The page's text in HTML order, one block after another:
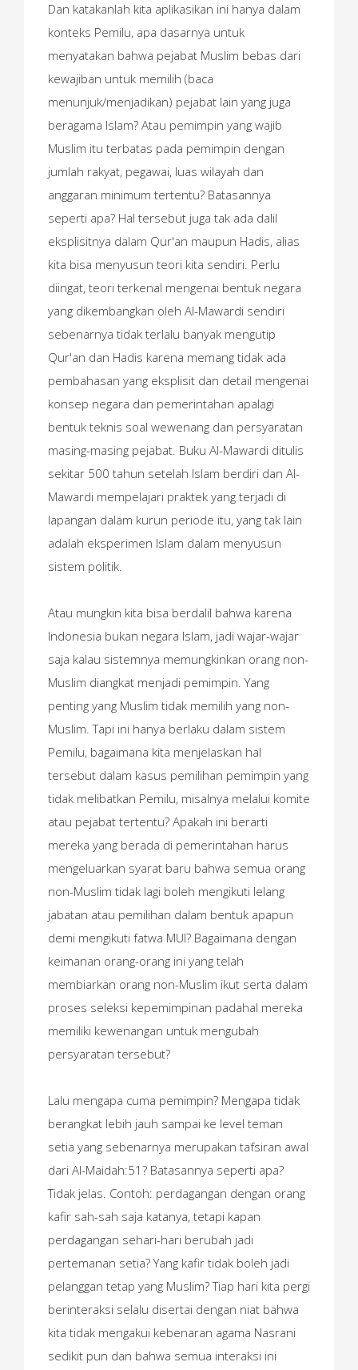
Dan katakanlah kita aplikasikan ini hanya dalam
konteks Pemilu, apa dasarnya untuk
menyatakan bahwa pejabat Muslim bebas dari
kewajiban untuk memilih (baca
menunjuk/menjadikan) pejabat lain yang juga
beragama Islam? Atau pemimpin yang wajib
Muslim itu terbatas pada pemimpin dengan
jumlah rakyat, pegawai, luas wilayah dan
anggaran minimum tertentu? Batasannya
seperti apa? Hal tersebut juga tak ada dalil
eksplisitnya dalam Qur'an maupun Hadis, alias
kita bisa menyusun teori kita sendiri. Perlu
diingat, teori terkenal mengenai bentuk negara
yang dikembangkan oleh Al-Mawardi sendiri
sebenarnya tidak terlalu banyak mengutip
Qur'an dan Hadis karena memang tidak ada
pembahasan yang eksplisit dan detail mengenai
konsep negara dan pemerintahan apalagi
bentuk teknis soal wewenang dan persyaratan
masing-masing pejabat. Buku Al-Mawardi ditulis
sekitar 500 tahun setelah Islam berdiri dan Al-
Mawardi mempelajari praktek yang terjadi di
lapangan dalam kurun periode itu, yang tak lain
adalah eksperimen Islam dalam menyusun
sistem politik.
Atau mungkin kita bisa berdalil bahwa karena
Indonesia bukan negara Islam, jadi wajar-wajar
saja kalau sistemnya memungkinkan orang non-
Muslim diangkat menjadi pemimpin. Yang
penting yang Muslim tidak memilih yang non-
Muslim. Tapi ini hanya berlaku dalam sistem
Pemilu, bagaimana kita menjelaskan hal
tersebut dalam kasus pemilihan pemimpin yang
tidak melibatkan Pemilu, misalnya melalui komite
atau pejabat tertentu? Apakah ini berarti
mereka yang berada di pemerintahan harus
mengeluarkan syarat baru bahwa semua orang
non-Muslim tidak lagi boleh mengikuti lelang
jabatan atau pemilihan dalam bentuk apapun
demi mengikuti fatwa MUI? Bagaimana dengan
keimanan orang-orang ini yang telah
membiarkan orang non-Muslim ikut serta dalam
proses seleksi kepemimpinan padahal mereka
memiliki kewenangan untuk mengubah
persyaratan tersebut?
Lalu mengapa cuma pemimpin? Mengapa tidak
berangkat lebih jauh sampai ke level teman
setia yang sebenarnya merupakan tafsiran awal
dari Al-Maidah:51? Batasannya seperti apa?
Tidak jelas. Contoh: perdagangan dengan orang
kafir sah-sah saja katanya, tetapi kapan
perdagangan sehari-hari berubah jadi
pertemanan setia? Yang kafir tidak boleh jadi
pelanggan tetap yang Muslim? Tiap hari kita pergi
berinteraksi selalu disertai dengan niat bahwa
kita tidak mengakui kebenaran agama Nasrani
sedikit pun dan bahwa semua interaksi ini